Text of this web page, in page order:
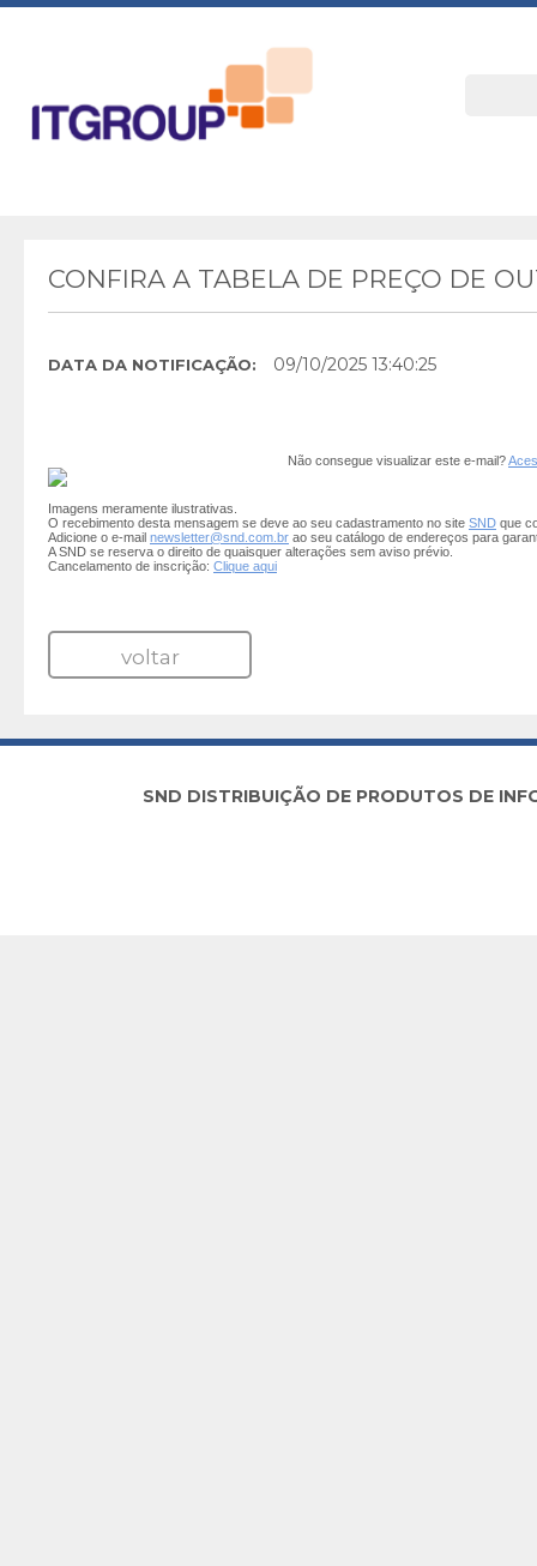
CONFIRA A TABELA DE PREÇO DE
DATA DA NOTIFICAÇÃO: 09/10/2025 13:40:25
Não consegue visualizar este e-mail?
Imagens meramente ilustrativas.
O recebimento desta mensagem se deve ao seu cadastramento no site SND que
Adicione o e-mail newsletter@snd.com.br ao seu catálogo de endereços para
A SND se reserva o direito de quaisquer alterações sem aviso prévio.
Cancelamento de inscrição: Clique aqui
voltar
SND DISTRIBUIÇÃO DE PRODUTOS DE